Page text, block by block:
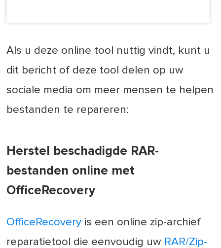
Als u deze online tool nuttig vindt, kunt u
dit bericht of deze tool delen op uw
sociale media om meer mensen te helpen
bestanden te repareren:
Herstel beschadigde RAR-
bestanden online met
OfficeRecovery
OfficeRecovery is een online zip-archief
reparatietool die eenvoudig uw RAR/Zip-